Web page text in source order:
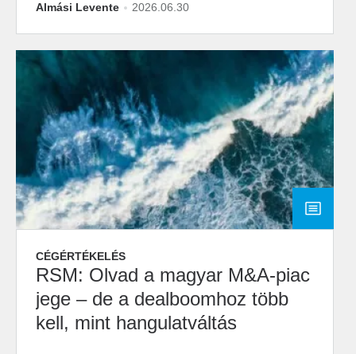
Almási Levente 2026.06.30
CÉGÉRTÉKELÉS
RSM: Olvad a magyar M&A-piac
jege – de a dealboomhoz több
kell, mint hangulatváltás